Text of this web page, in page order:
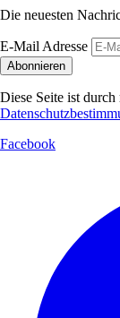
Die neuesten
E-Mail Adresse
Abonnieren
Diese Seite ist
Facebook